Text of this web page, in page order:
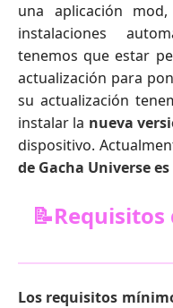
una aplicación
instalaciones
tenemos que estar
actualización para
su actualización
instalar la nueva
dispositivo.
de Gacha Universe
Los requisitos